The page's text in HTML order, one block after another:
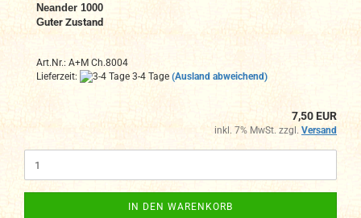
Neander 1000
Guter Zustand
Art.Nr.: A+M Ch.8004
Lieferzeit:
3-4 Tage (Ausland abweichend)
7,50 EUR
inkl. 7% MwSt. zzgl. Versand
IN DEN WARENKORB